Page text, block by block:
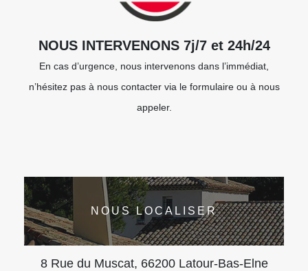
NOUS INTERVENONS 7j/7 et 24h/24
En cas d’urgence, nous intervenons dans l’immédiat,
n’hésitez pas à nous contacter via le formulaire ou à nous
appeler.
NOUS LOCALISER
8 Rue du Muscat, 66200 Latour-Bas-Elne